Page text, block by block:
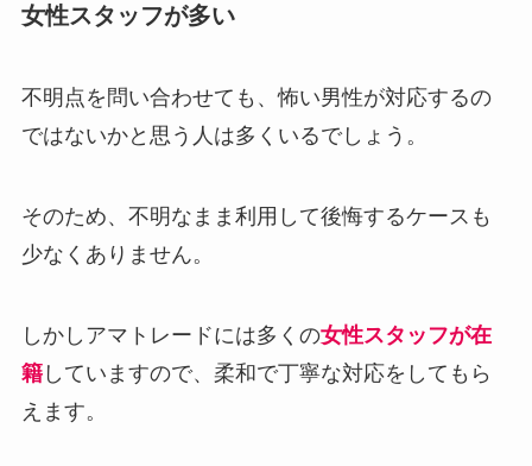
女性スタッフが多い
不明点を問い合わせても、怖い男性が対応するの
ではないかと思う人は多くいるでしょう。
そのため、不明なまま利用して後悔するケースも
少なくありません。
しかしアマトレードには多くの女性スタッフが在
籍していますので、柔和で丁寧な対応をしてもら
えます。